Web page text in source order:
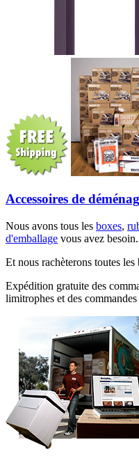
Accessoires de
Nous avons tous les boxes,
d'emballage vous avez besoin.
Et nous rachèterons toutes
Expédition gratuite des
limitrophes et des